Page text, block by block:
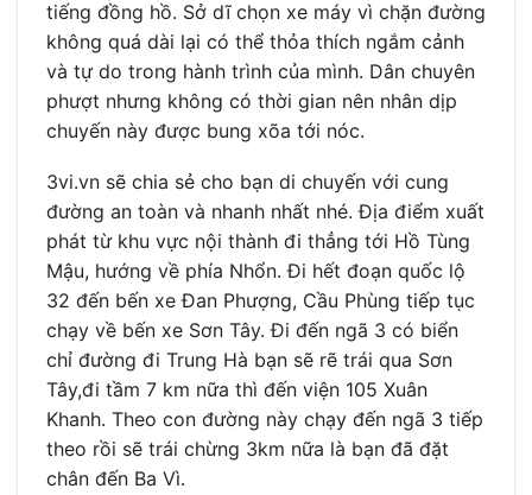
tiếng đồng hồ. Sở dĩ chọn xe máy vì chặn đường
không quá dài lại có thể thỏa thích ngắm cảnh
và tự do trong hành trình của mình. Dân chuyên
phượt nhưng không có thời gian nên nhân dịp
chuyến này được bung xõa tới nóc.
3vi.vn sẽ chia sẻ cho bạn di chuyến với cung
đường an toàn và nhanh nhất nhé. Địa điểm xuất
phát từ khu vực nội thành đi thẳng tới Hồ Tùng
Mậu, hướng về phía Nhổn. Đi hết đoạn quốc lộ
32 đến bến xe Đan Phượng, Cầu Phùng tiếp tục
chạy về bến xe Sơn Tây. Đi đến ngã 3 có biển
chỉ đường đi Trung Hà bạn sẽ rẽ trái qua Sơn
Tây,đi tầm 7 km nữa thì đến viện 105 Xuân
Khanh. Theo con đường này chạy đến ngã 3 tiếp
theo rồi sẽ trái chừng 3km nữa là bạn đã đặt
chân đến Ba Vì.